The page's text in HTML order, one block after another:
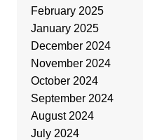
February 2025
January 2025
December 2024
November 2024
October 2024
September 2024
August 2024
July 2024